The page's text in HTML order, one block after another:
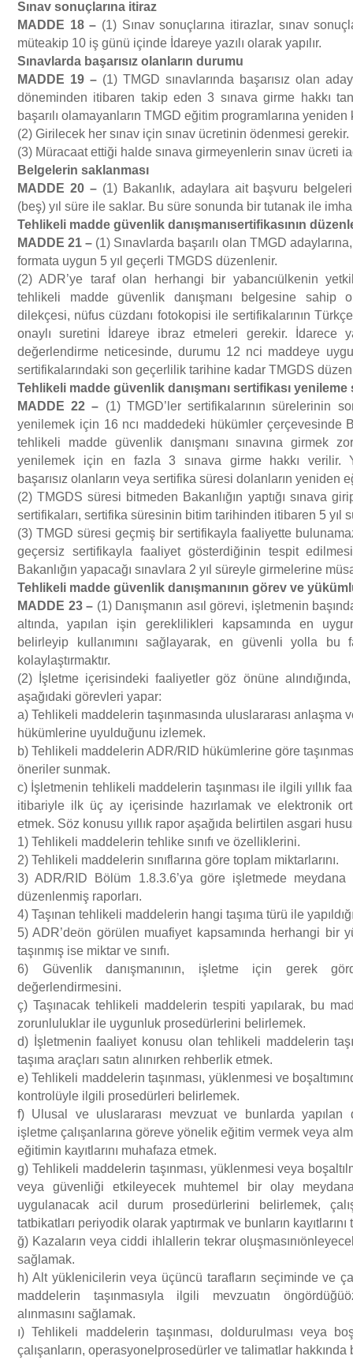
Sınav sonuç larına itiraz
MADDE 18– (1) Sınav sonuçlarına itirazlar, sınav
müteakip 10 iş günü içinde İdareye yazılı olarak yapılır.
Sınavlarda başarısız olanların durumu
MADDE 19 – (1) TMGD sınavlarında başarısız olan
döneminden itibaren takip eden 3 sınava girme hakkı
başarılı olamayanların TMGD eğitim programlarına yeniden
(2) Girilecek her sınav için sınav ücretinin ödenmesi gerekir.
(3) Müracaat ettiği halde sınava girmeyenlerin sınav ücreti
Belgelerin saklanması
MADDE 20 –(1) Bakanlık, adaylara ait başvuru belgeleri
(beş) yıl süre ile saklar. Bu süre sonunda bir tutanak ile
Tehlikeli madde güvenlik danışmanısertifikasının d ü
MADDE 21– (1) Sınavlarda başarılı olan TMGD
formata uygun 5 yıl geçerli TMGDS düzenlenir.
(2) ADR’ye taraf olan herhangi bir yabancıülkenin
tehlikeli madde güvenlik danışmanı belgesine sahip
dilekçesi, nüfus cüzdanı fotokopisi ile sertifikalarının
onaylı suretini İdareye ibraz etmeleri gerekir. İdarece
değerlendirme neticesinde, durumu 12 nci maddeye
sertifikalarındaki son geçerlilik tarihine kadar TMGDS
Tehlikeli madde güvenlik danışmanı sertifikası yenileme
MADDE 22– (1) TMGD’ler sertifikalarının sürelerinin
yenilemek için 16 ncı maddedeki hükümler çerçevesinde
tehlikeli madde güvenlik danışmanı sınavına girmek
yenilemek için en fazla 3 sınava girme hakkı verilir.
başarısız olanların veya sertifika süresi dolanların yeniden
(2) TMGDS süresi bitmeden Bakanlığın yaptığı sınava
sertifikaları, sertifika süresinin bitim tarihinden itibaren 5 yıl
(3) TMGD süresi geçmiş bir sertifikayla faaliyette
geçersiz sertifikayla faaliyet gösterdiğinin tespit
Bakanlığın yapacağı sınavlara 2 yıl süreyle girmelerine
Tehlikeli madde güvenlik danışmanının görev ve yü küml
MADDE 23 – (1) Danışmanın asıl görevi, işletmenin
altında, yapılan işin gereklilikleri kapsamında en
belirleyip kullanımını sağlayarak, en güvenli yolla bu
kolaylaştırmaktır.
(2) İşletme içerisindeki faaliyetler göz önüne
aşağıdaki görevleri yapar:
a) Tehlikeli maddelerin taşınmasında uluslararası anlaşma
hükümlerine uyulduğunu izlemek.
b) Tehlikeli maddelerin ADR/RID hükümlerine göre
öneriler sunmak.
c) İşletmenin tehlikeli maddelerin taşınması ile ilgili yıllık
itibariyle ilk üç ay içerisinde hazırlamak ve elektronik
etmek. Söz konusu yıllık rapor aşağıda belirtilen asgari
1) Tehlikeli maddelerin tehlike sınıfı ve özelliklerini.
2) Tehlikeli maddelerin sınıflarına göre toplam miktarlarını.
3) ADR/RID Bölüm 1.8.3.6’ya göre işletmede
düzenlenmiş raporları.
4) Taşınan tehlikeli maddelerin hangi taşıma türü ile
5) ADR’deön görülen muafiyet kapsamında herhangi bir
taşınmış ise miktar ve sınıfı.
6) Güvenlik danışmanının, işletme için gerek
değerlendirmesini.
ç) Taşınacak tehlikeli maddelerin tespiti yapılarak, bu
zorunluluklar ile uygunluk prosedürlerini belirlemek.
d) İşletmenin faaliyet konusu olan tehlikeli maddelerin
taşıma araçları satın alınırken rehberlik etmek.
e) Tehlikeli maddelerin taşınması, yüklenmesi ve
kontrolüyle ilgili prosedürleri belirlemek.
f) Ulusal ve uluslararası mevzuat ve bunlarda yapılan
işletme çalışanlarına göreve yönelik eğitim vermek veya
eğitimin kayıtlarını muhafaza etmek.
g) Tehlikeli maddelerin taşınması, yüklenmesi veya
veya güvenliği etkileyecek muhtemel bir olay
uygulanacak acil durum prosedürlerini belirlemek,
tatbikatları periyodik olarak yaptırmak ve bunların kayıtlarını
ğ) Kazaların veya ciddi ihlallerin tekrar
sağlamak.
h) Alt yüklenicilerin veya üçüncü tarafların seçiminde ve
maddelerin taşınmasıyla ilgili mevzuatın
alınmasını sağlamak.
ı) Tehlikeli maddelerin taşınması, doldurulması veya
çalışanların, operasyonelprosedürler ve talimatlar hakkında